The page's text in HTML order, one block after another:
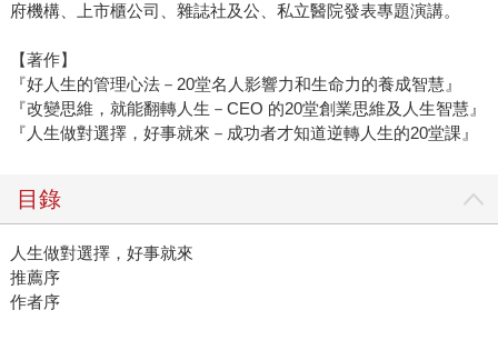
府機構、上市櫃公司、雜誌社及公、私立醫院發表專題演講。
【著作】
『好人生的管理心法－20堂名人影響力和生命力的養成智慧』
『改變思維，就能翻轉人生－CEO 的20堂創業思維及人生智慧』
『人生做對選擇，好事就來－成功者才知道逆轉人生的20堂課』
目錄
人生做對選擇，好事就來
推薦序
作者序